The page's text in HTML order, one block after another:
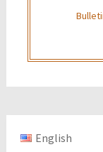
English